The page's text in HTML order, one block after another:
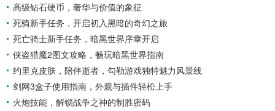
滑球，击球手需要在极短的时间内，准确判断球的速度、方向
和落点，然后调整自己的击球动作，这不仅要求击球手具备出
色的视力和反应能力,更需要大量的训练来培养对球...
高级钻石硬币，奢华与价值的象征
死骑新手任务，开启初入黑暗的奇幻之旅
死亡骑士新手任务，暗黑世界序章开启
侠盗猎魔2图文攻略，畅玩暗黑世界指南
约里克皮肤，陪伴逝者，勾勒游戏独特魅力风景线
剑网3盒子使用指南，外观与插件轻松上手
火炮技能，解锁战争之神的制胜密码